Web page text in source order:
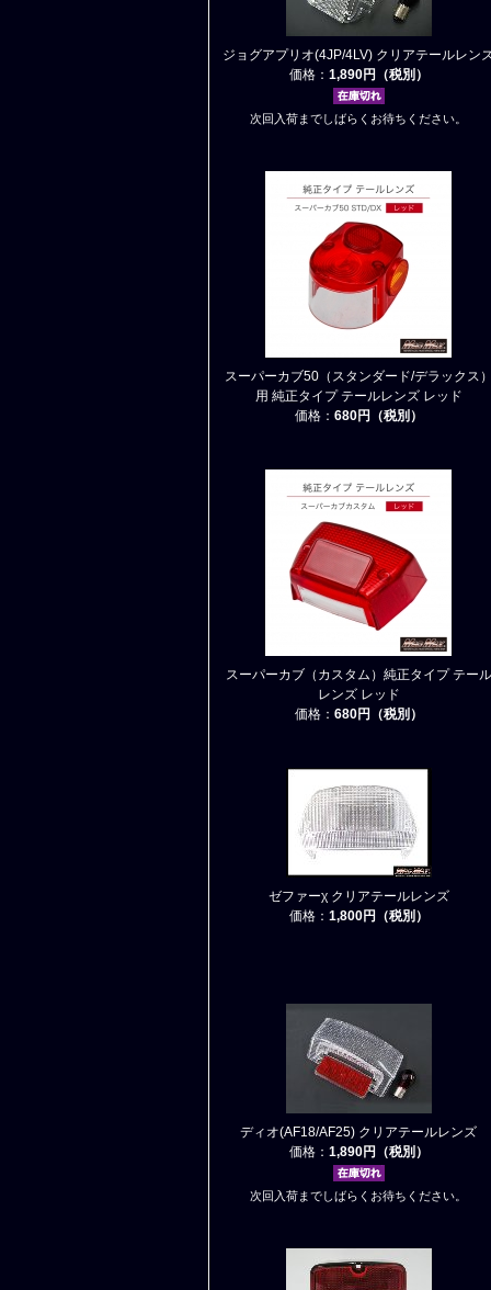
ジョグアプリオ(4JP/4LV) クリアテールレン
価格： 1,890円（税別）
次回入荷までしばらくお待ちください。
スーパーカブ50（スタンダード/デラックス
用 純正タイプ テールレンズ レッド
価格： 680円（税別）
スーパーカブ（カスタム）純正タイプ テール
レンズ レッド
価格： 680円（税別）
ゼファーχ クリアテールレンズ
価格： 1,800円（税別）
ディオ(AF18/AF25) クリアテールレンズ
価格： 1,890円（税別）
次回入荷までしばらくお待ちください。